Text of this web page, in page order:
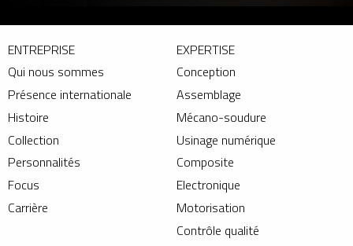
ENTREPRISE
Qui nous sommes
Présence internationale
Histoire
Collection
Personnalités
Focus
Carrière
EXPERTISE
Conception
Assemblage
Mécano-soudure
Usinage numérique
Composite
Electronique
Motorisation
Contrôle qualité